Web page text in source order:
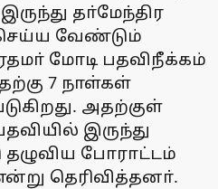
தா்மேந்திர
செய்ய வேண்டும்
மோடி பதவிநீக்கம்
7 நாள்கள்
அதற்குள்
இருந்து
தழுவிய போராட்டம்
தெரிவித்தனா்.